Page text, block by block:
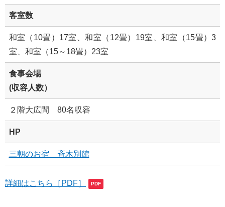
客室数
和室（10畳）17室、和室（12畳）19室、和室（15畳）3
室、和室（15～18畳）23室
食事会場
(収容人数）
２階大広間 80名収容
HP
三朝のお宿 斉木別館
詳細はこちら［PDF］